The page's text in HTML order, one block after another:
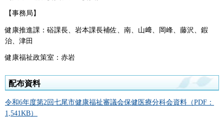
【事務局】
健康推進課：硲課長、岩本課長補佐、南、山﨑、岡峰、藤沢、鍜
治、津田
健康福祉政策室：赤岩
配布資料
令和6年度第2回七尾市健康福祉審議会保健医療分科会資料（PDF：
1,541KB）